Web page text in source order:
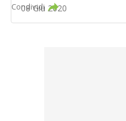
08 Giu 2020
Condividi